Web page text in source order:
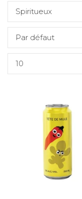
Spiritueux
Par défaut
10